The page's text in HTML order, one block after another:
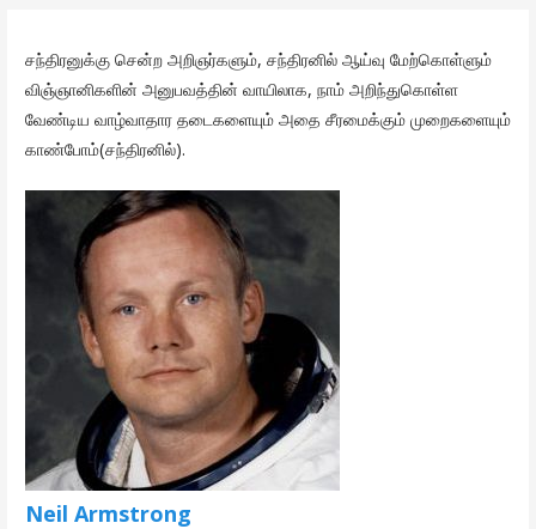
சந்திரனுக்கு சென்ற அறிஞர்களும், சந்திரனில் ஆய்வு மேற்கொள்ளும்
விஞ்ஞானிகளின் அனுபவத்தின் வாயிலாக, நாம் அறிந்துகொள்ள
வேண்டிய வாழ்வாதார தடைகளையும் அதை சீரமைக்கும் முறைகளையும்
காண்போம்(சந்திரனில்).
Neil Armstrong